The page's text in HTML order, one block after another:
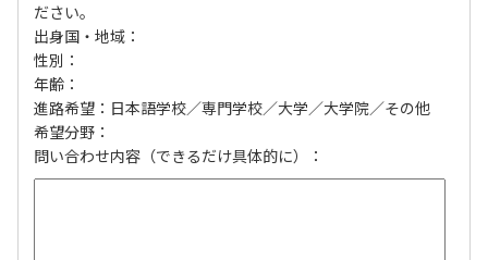
ださい。
出身国・地域：
性別：
年齢：
進路希望：日本語学校／専門学校／大学／大学院／その他
希望分野：
問い合わせ内容（できるだけ具体的に）：